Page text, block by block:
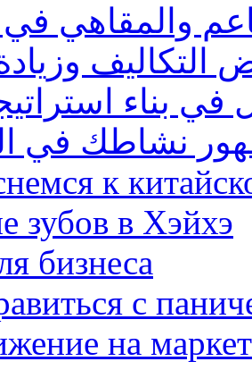
والمقاهي
وزيادة
بناء
نشاطك في
к
зубов в Хэйхэ
бизнеса
с
на